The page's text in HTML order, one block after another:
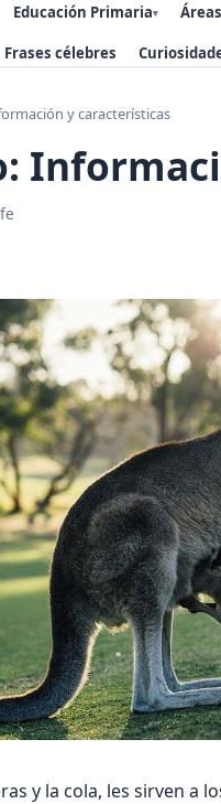
Educación Primaria▾
Frases célebres
y características
y la cola, les sirven a